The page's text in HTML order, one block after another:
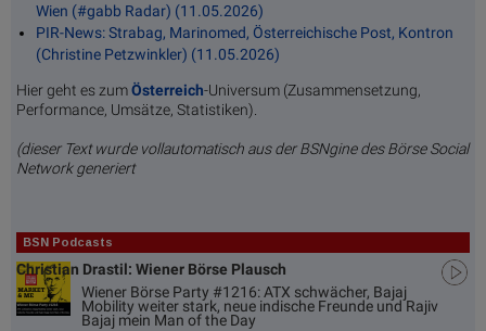
Wien (#gabb Radar) (11.05.2026)
PIR-News: Strabag, Marinomed, Österreichische Post, Kontron
(Christine Petzwinkler) (11.05.2026)
Hier geht es zumÖsterreich-Universum (Zusammensetzung,
Performance, Umsätze, Statistiken).
(dieser Text wurde vollautomatisch aus der BSNgine des Börse Social
Network generiert
BSN Podcasts
Christian Drastil: Wiener Börse Plausch
Wiener Börse Party #1216: ATX schwächer, Bajaj
Mobility weiter stark, neue indische Freunde und Rajiv
Bajaj mein Man of the Day